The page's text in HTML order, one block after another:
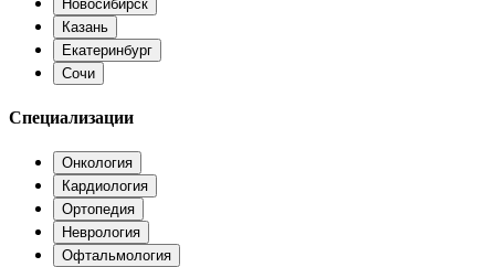
Новосибирск
Казань
Екатеринбург
Сочи
Специализации
Онкология
Кардиология
Ортопедия
Неврология
Офтальмология